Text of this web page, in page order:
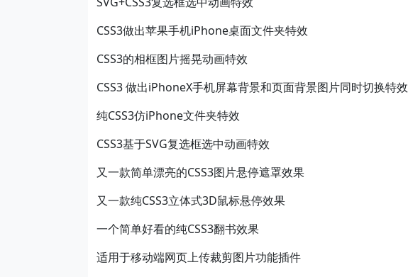
CSS3做出苹果手机iPhone桌面文件夹特效
CSS3的相框图片摇晃动画特效
CSS3 做出iPhoneX手机屏幕背景和页面背景图片同时切换特效
纯CSS3仿iPhone文件夹特效
CSS3基于SVG复选框选中动画特效
又一款简单漂亮的CSS3图片悬停遮罩效果
又一款纯CSS3立体式3D鼠标悬停效果
一个简单好看的纯CSS3翻书效果
适用于移动端网页上传裁剪图片功能插件